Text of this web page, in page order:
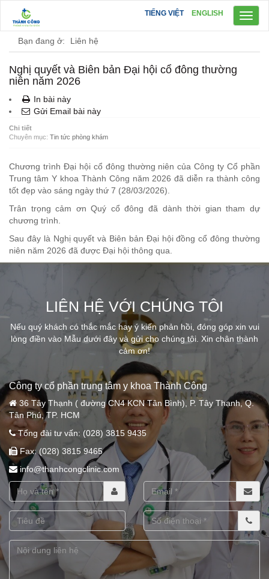
TIẾNG VIỆT ENGLISH
Bạn đang ở: Liên hệ
Nghị quyết và Biên bản Đại hội cổ đông thường
niên năm 2026
In bài này
Gửi Email bài này
Chi tiết
Chuyên mục: Tin tức phòng khám
Chương trình Đại hội cổ đông thường niên của Công ty Cổ phần
Trung tâm Y khoa Thành Công năm 2026 đã diễn ra thành công
tốt đẹp vào sáng ngày thứ 7 (28/03/2026).
Trân trọng cảm ơn Quý cổ đông đã dành thời gian tham dự
chương trình.
Sau đây là Nghị quyết và Biên bản Đại hội đồng cổ đông thường
niên năm 2026 đã được Đại hội thông qua.
LIÊN HỆ VỚI CHÚNG TÔI
Nếu quý khách có thắc mắc hay ý kiến phản hồi, đóng góp xin vui
lòng điền vào Mẫu dưới đây và gửi cho chúng tôi. Xin chân thành
cảm ơn!
Công ty cổ phần trung tâm y khoa Thành Công
36 Tây Thạnh ( đường CN4 KCN Tân Bình), P. Tây Thạnh, Q.
Tân Phú, TP. HCM
Tổng đài tư vấn: (028) 3815 9435
Fax: (028) 3815 9465
info@thanhcongclinic.com